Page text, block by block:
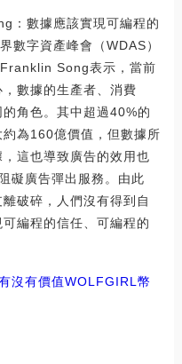
：數據應該實現可編程的
數字資產峰會（WDAS）
Song表示，當前
數據的生產者、消費
角色。其中超過40%的
為160億價值，但數據所
這也導致廣告的效用也
礙廣告彈出服務。由此
破碎，人們沒有得到自
編程的信任、可編程的
沒有價值WOLFGIRL幣